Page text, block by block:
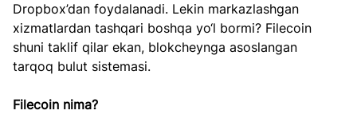
Dropbox’dan foydalanadi. Lekin markazlashgan
xizmatlardan tashqari boshqa yo‘l bormi? Filecoin
shuni taklif qilar ekan, blokcheynga asoslangan
tarqoq bulut sistemasi.
Filecoin nima?